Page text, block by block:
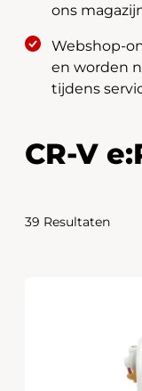
ons
Webshop-
en worden
tijdens
CR-V
39 Resultaten